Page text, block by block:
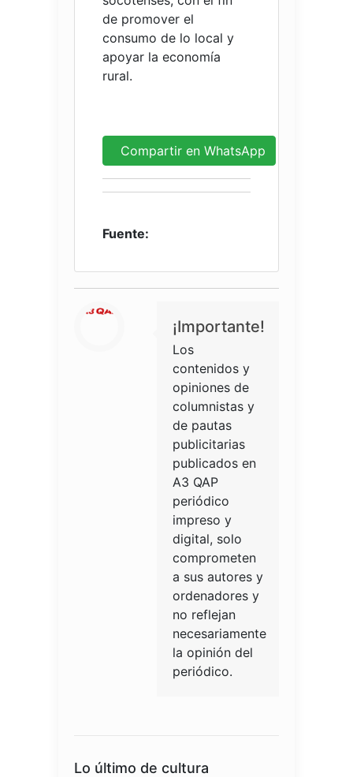
de promover el
consumo de lo local y
apoyar la economía
rural.
Compartir en WhatsApp
Fuente:
¡Importante!
Los
contenidos y
opiniones de
columnistas y
de pautas
publicitarias
publicados en
A3 QAP
periódico
impreso y
digital, solo
comprometen
a sus autores y
ordenadores y
no reflejan
necesariamente
la opinión del
periódico.
Lo último de cultura